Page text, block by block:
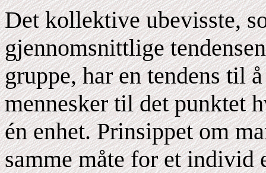
Det kollektive ubevisste,
gjennomsnittlige
gruppe, har en tendens til
mennesker til det punktet
én enhet. Prinsippet om
samme måte for et